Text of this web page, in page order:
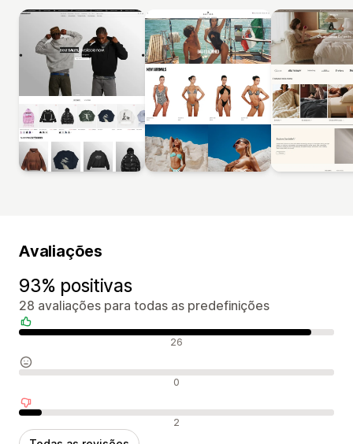
Avaliações
93% positivas
28 avaliações para todas as predefinições
Avaliações positivas 26
Avaliações neutras 0
Avaliações negativas 2